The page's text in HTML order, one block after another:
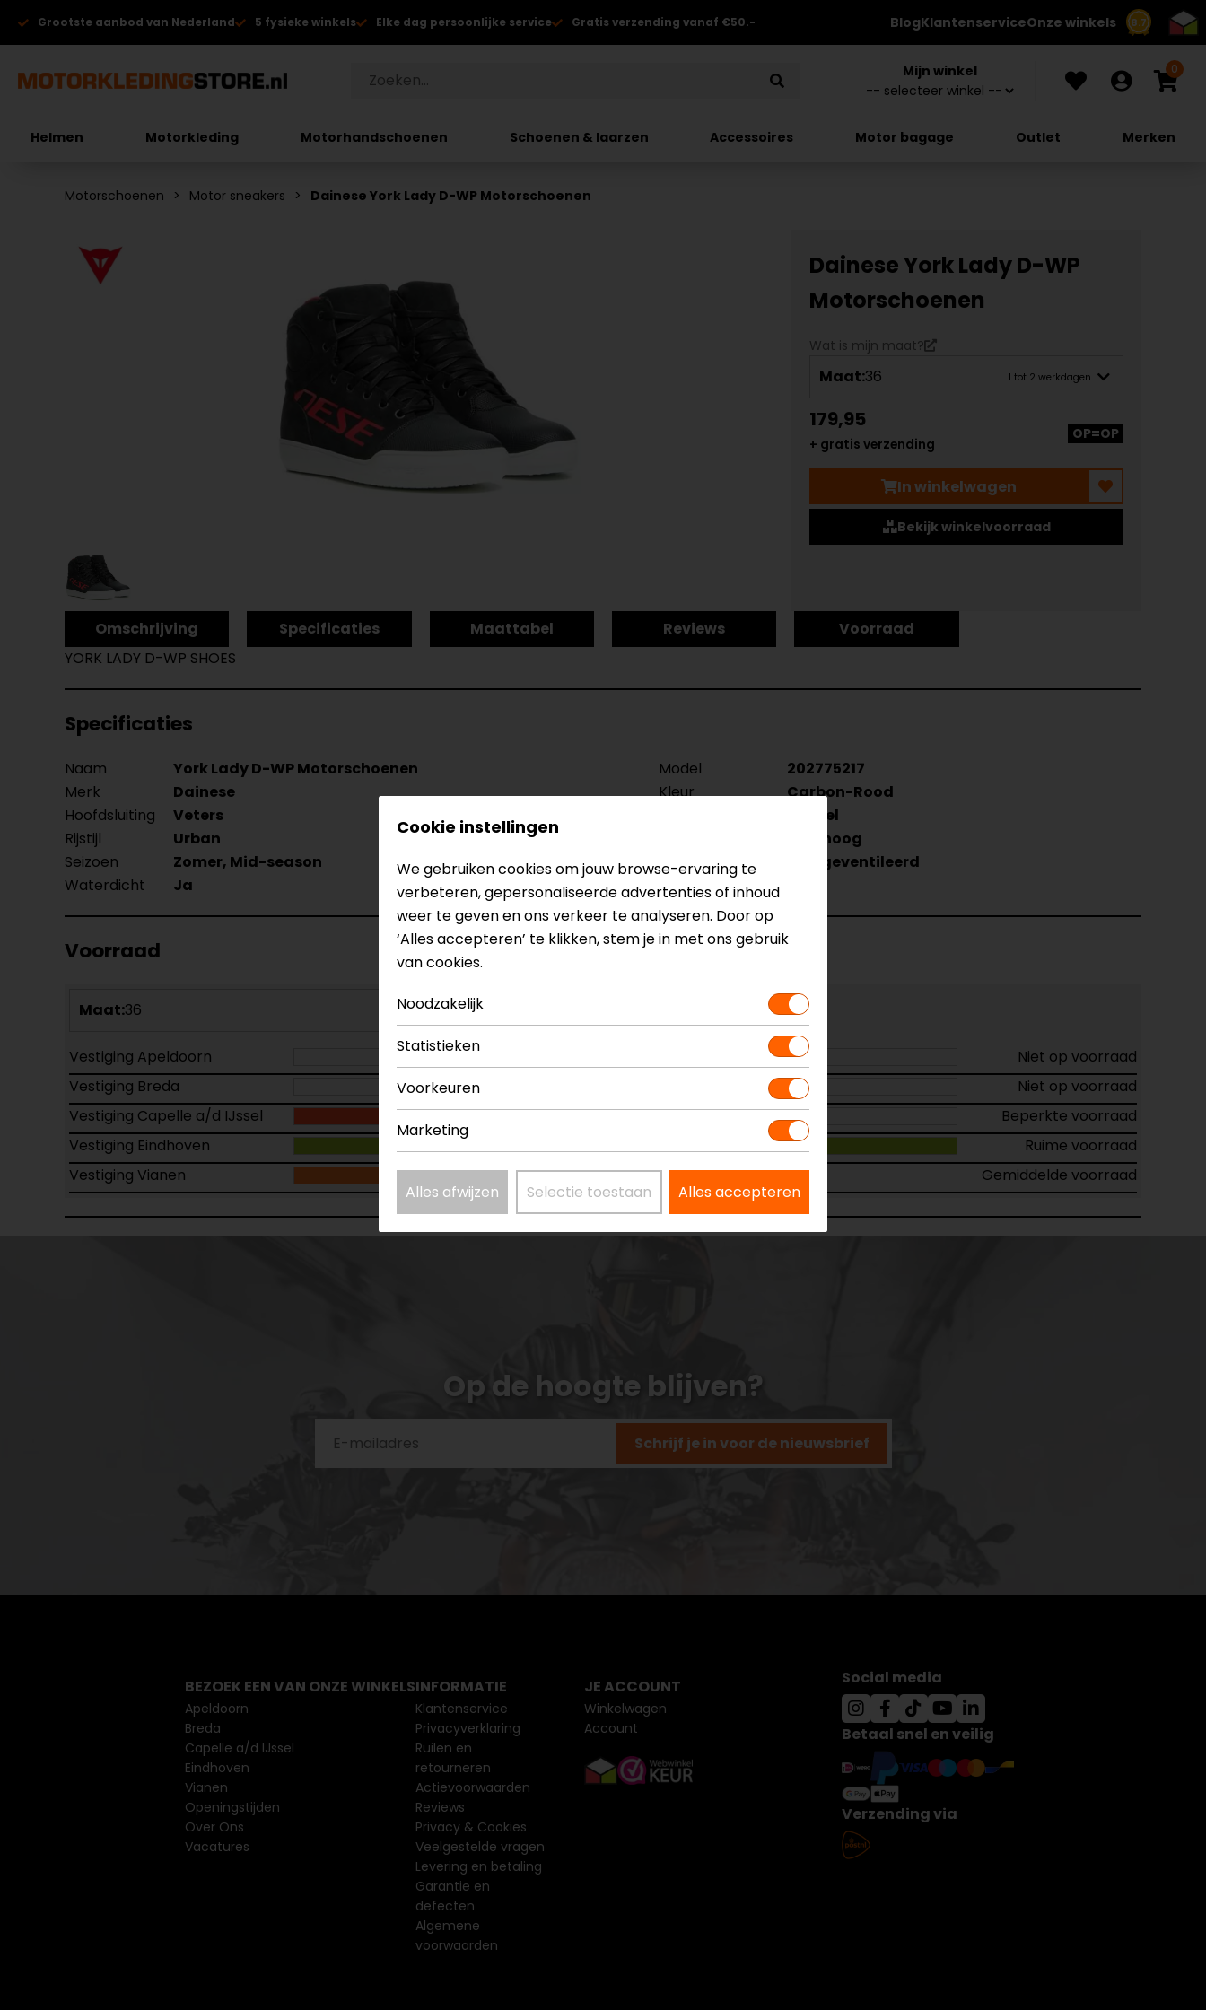
8.7
Grootste aanbod van Nederland 5 fysieke winkels Elke dag persoonlijke service Gratis verzending vanaf €50.- BlogKlantenserviceOnze winkels
Mijn winkel 0
Helmen Motorkleding Motorhandschoenen Schoenen & laarzen Accessoires Motor bagage Outlet Merken
Motorschoenen Motor sneakers Dainese York Lady D-WP Motorschoenen
Dainese York Lady D-WP
Motorschoenen
Wat is mijn maat?
Maat:36 1 tot 2 werkdagen
179,95
+ gratis verzending
OP=OP
In winkelwagen
Bekijk winkelvoorraad
Omschrijving Specificaties Maattabel Reviews
Voorraad
YORK LADY D-WP SHOES
Specificaties
Naam York Lady D-WP Motorschoenen Model
202775217
Merk
Dainese Kleur
Carbon-Rood
Hoofdsluiting
Veters
Textiel
Rijstijl
Urban
Half hoog
Seizoen
Zomer, Mid-season Ventilatie
Niet geventileerd
Waterdicht
Ja
Voorraad
Maat:36
Vestiging Apeldoorn
Niet op voorraad
Vestiging Breda
Niet op voorraad
Vestiging Capelle a/d IJssel
Beperkte voorraad
Vestiging Eindhoven
Ruime voorraad
Vestiging Vianen
Gemiddelde voorraad
Op de hoogte blijven?
Schrijf je in voor de nieuwsbrief
Cookie instellingen
We gebruiken cookies om jouw browse-ervaring te
verbeteren, gepersonaliseerde advertenties of inhoud
weer te geven en ons verkeer te analyseren. Door op
‘Alles accepteren’ te klikken, stem je in met ons gebruik
van cookies.
Noodzakelijk
Statistieken
Voorkeuren
Marketing
Alles afwijzen Selectie toestaan Alles accepteren
BEZOEK EEN VAN ONZE WINKELS
Apeldoorn
Breda
Capelle a/d IJssel
Eindhoven
Vianen
Openingstijden
Over Ons
Vacatures
INFORMATIE
Klantenservice
Privacyverklaring
Ruilen en
retourneren
Actievoorwaarden
Reviews
Privacy & Cookies
Veelgestelde vragen
Levering en betaling
Garantie en
defecten
Algemene
voorwaarden
JE ACCOUNT
Winkelwagen
Account
Social media
Betaal snel en veilig
Verzending via